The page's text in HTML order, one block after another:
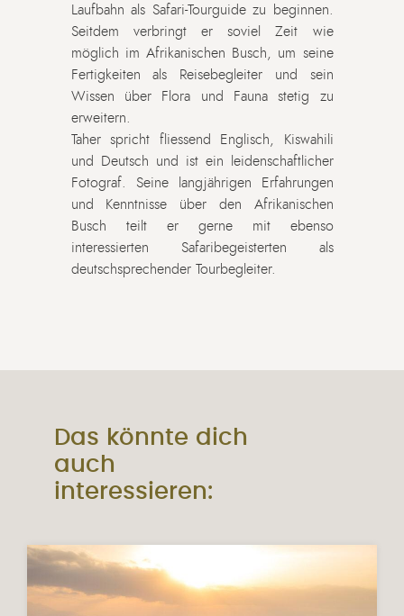
Laufbahn als Safari-Tourguide zu beginnen.
Seitdem verbringt er soviel Zeit wie
möglich im Afrikanischen Busch, um seine
Fertigkeiten als Reisebegleiter und sein
Wissen über Flora und Fauna stetig zu
erweitern.
Taher spricht fliessend Englisch, Kiswahili
und Deutsch und ist ein leidenschaftlicher
Fotograf. Seine langjährigen Erfahrungen
und Kenntnisse über den Afrikanischen
Busch teilt er gerne mit ebenso
interessierten Safaribegeisterten als
deutschsprechender Tourbegleiter.
Das könnte dich
auch
interessieren: